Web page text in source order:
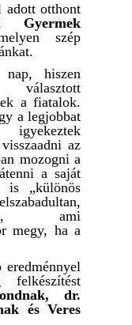
adott otthont
Gyermek
szép
hiszen
választott
a fiatalok.
a legjobbat
az
mozogni a
a saját
is „különös
ami
megy, ha a
dr.
és Veres